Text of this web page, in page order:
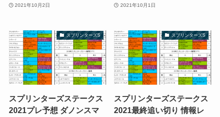
2021年10月2日 2021年10月1日
スプリンターズS
スプリンターズステークス
2021プレ予想 ダノンスマ
スプリンターズS
スプリンターズステークス
2021最終追い切り 情報レ